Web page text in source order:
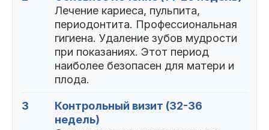
Лечение кариеса, пульпита,
периодонтита. Профессиональная
гигиена. Удаление зубов мудрости
при показаниях. Этот период
наиболее безопасен для матери и
плода.
3
Контрольный визит (32-36
недель)